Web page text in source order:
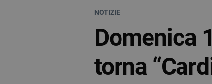
NOTIZIE
Domenica
torna